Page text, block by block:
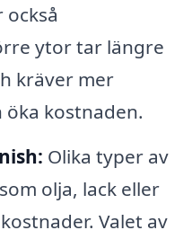
också
ytor tar längre
kräver mer
kostnaden.
Olika typer av
olja, lack eller
Valet av